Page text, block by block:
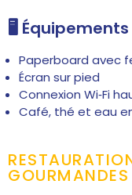
🖥️
Paperboard avec
Écran sur pied
Connexion Wi‑Fi
Café, thé et eau
GOURMANDES